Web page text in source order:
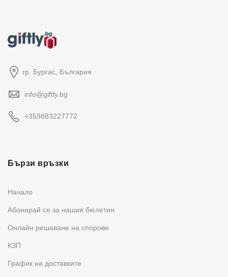
гр. Бургас, България
info@giftly.bg
+359883227772
Бързи връзки
Начало
Абонирай се за нашия бюлетин
Oнлайн решаване на спорове
КЗП
График на доставките